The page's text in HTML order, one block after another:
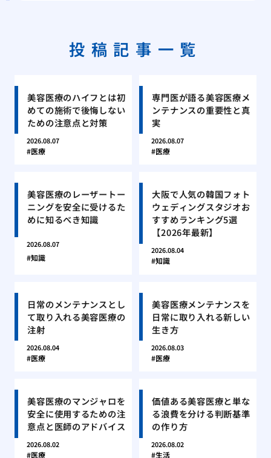
投稿記事一覧
美容医療のハイフとは初
めての施術で後悔しない
ための注意点と対策
2026.08.07
医療
専門医が語る美容医療メ
ンテナンスの重要性と真
実
2026.08.07
医療
美容医療のレーザートー
ニングを安全に受けるた
めに知るべき知識
2026.08.07
知識
大阪で人気の韓国フォト
ウェディングスタジオお
すすめランキング5選
【2026年最新】
2026.08.04
知識
日常のメンテナンスとし
て取り入れる美容医療の
注射
2026.08.04
医療
美容医療メンテナンスを
日常に取り入れる新しい
生き方
2026.08.03
医療
美容医療のマンジャロを
安全に使用するための注
意点と医師のアドバイス
2026.08.02
医療
価値ある美容医療と単な
る浪費を分ける判断基準
の作り方
2026.08.02
生活